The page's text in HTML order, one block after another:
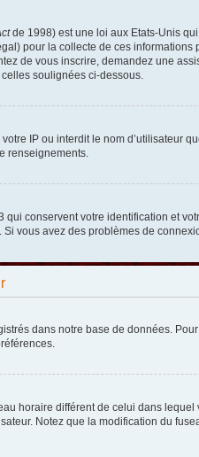
de 1998) est une loi aux Etats-Unis
pour la collecte de ces
de vous inscrire, demandez une
soulignées ci-dessous.
IP ou interdit le nom d’utilisateur
renseignements.
conservent votre identification et
vous avez des problèmes de
dans notre base de données.
horaire différent de celui dans
Notez que la modification du